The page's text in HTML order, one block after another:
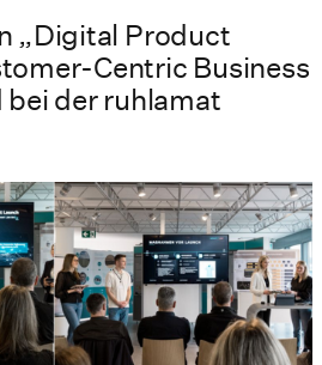
„Digital Product
Centric Business
bei der ruhlamat